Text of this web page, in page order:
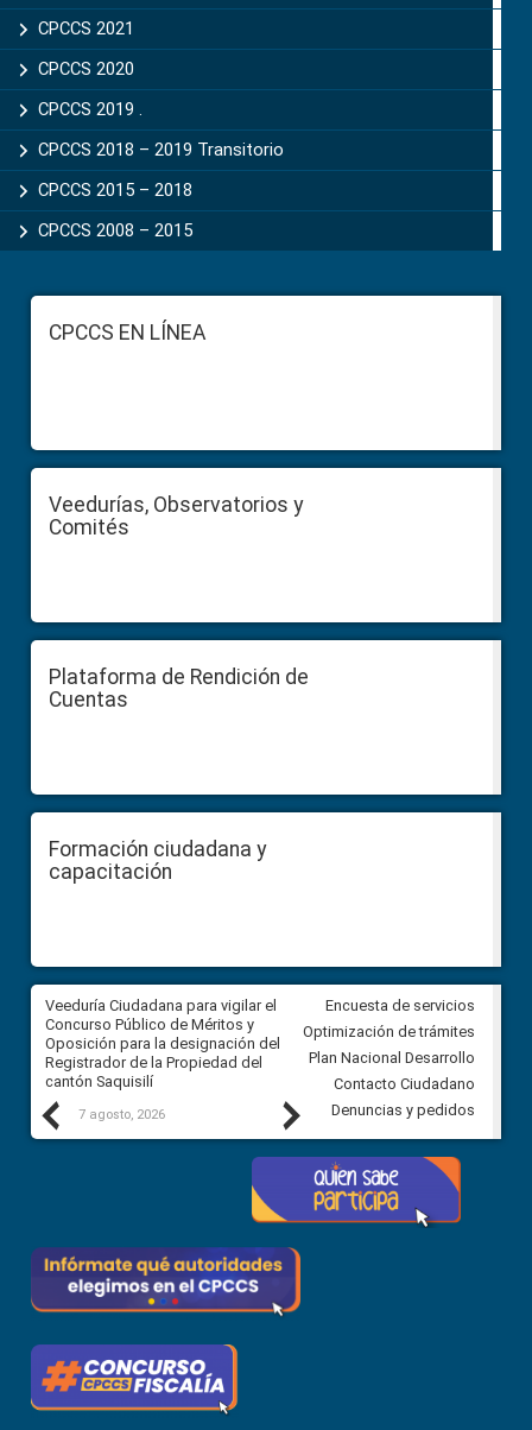
CPCCS 2021
CPCCS 2020
CPCCS 2019 .
CPCCS 2018 – 2019 Transitorio
CPCCS 2015 – 2018
CPCCS 2008 – 2015
FooterCPCCS EN LÍNEA
Veedurías, Observatorios y
Comités
Plataforma de Rendición de
Cuentas
Formación ciudadana y
capacitación
Previous
Veeduría Ciudadana para vigilar el
Concurso Público de Méritos y
Oposición para la designación del
Registrador de la Propiedad del
cantón Saquisilí
7 agosto, 2026
Veeduría Ciudadana para
construcción del asfaltado de
Ballenita del cantón Santa
7 agosto, 2026
Next
Encuesta de servicios
Optimización de trámites
Plan Nacional Desarrollo
Contacto Ciudadano
Denuncias y pedidos